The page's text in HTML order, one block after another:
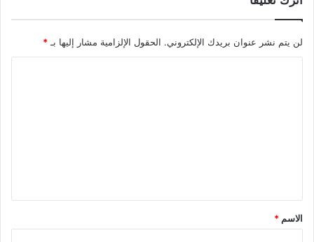
لن يتم نشر عنوان بريدك الإلكتروني. الحقول الإلزامية مشار إليها بـ *
*
الاسم *